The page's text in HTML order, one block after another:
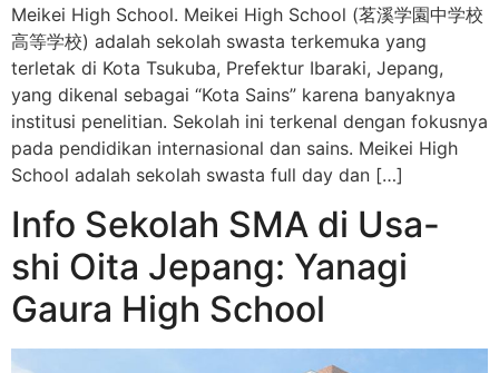
Meikei High School. Meikei High School (茗溪学園中学校
高等学校) adalah sekolah swasta terkemuka yang
terletak di Kota Tsukuba, Prefektur Ibaraki, Jepang,
yang dikenal sebagai “Kota Sains” karena banyaknya
institusi penelitian. Sekolah ini terkenal dengan fokusnya
pada pendidikan internasional dan sains. Meikei High
School adalah sekolah swasta full day dan […]
Info Sekolah SMA di Usa-
shi Oita Jepang: Yanagi
Gaura High School